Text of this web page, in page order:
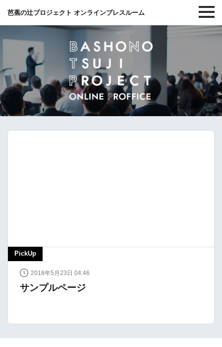
芭蕉の辻プロジェクト オンラインプレスルーム
PickUp
2018年5月23日 04:46
サンプルページ